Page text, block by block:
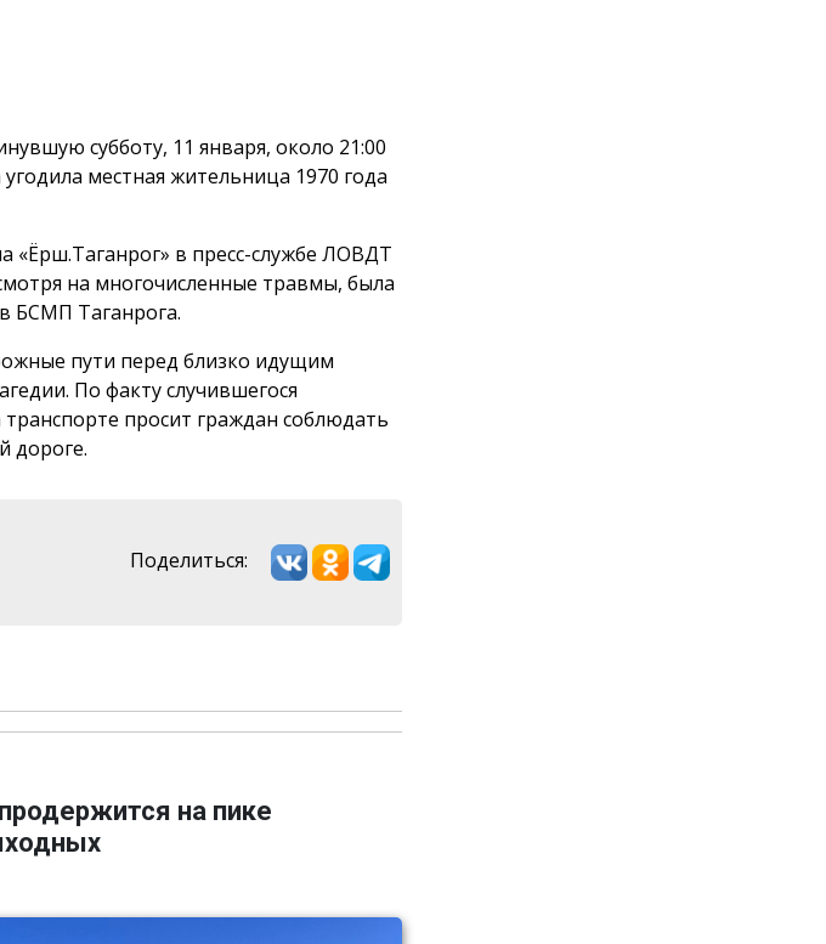
субботу, 11 января, около 21:00
местная жительница 1970 года
«Ёрш.Таганрог» в пресс-службе ЛОВДТ
на многочисленные травмы, была
БСМП Таганрога.
пути перед близко идущим
По факту случившегося
просит граждан соблюдать
дороге.
Поделиться:
на пике